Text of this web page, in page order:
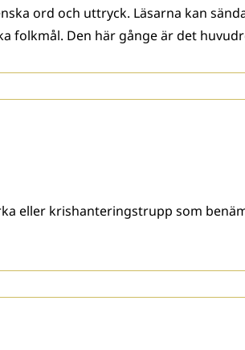
ord och uttryck. Läsarna kan
folkmål. Den här gånge är det
eller krishanteringstrupp som